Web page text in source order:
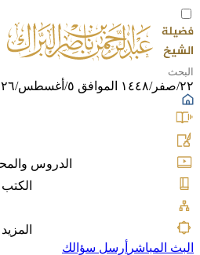
٢٢/صفر/١٤٤٨ الموافق ٥/أغسطس/٢٠٢٦
الدروس
الكتب
المزيد
البث المباشر أرسل سؤالك